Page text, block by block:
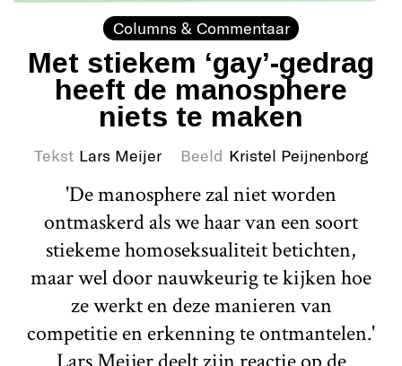
Columns & Commentaar
Met stiekem ‘gay’-gedrag
heeft de manosphere
niets te maken
Tekst Lars Meijer Beeld Kristel Peijnenborg
'De manosphere zal niet worden
ontmaskerd als we haar van een soort
stiekeme homoseksualiteit betichten,
maar wel door nauwkeurig te kijken hoe
ze werkt en deze manieren van
competitie en erkenning te ontmantelen.'